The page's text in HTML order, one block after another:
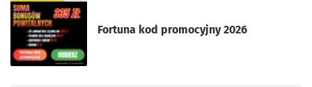
Fortuna kod promocyjny 2026